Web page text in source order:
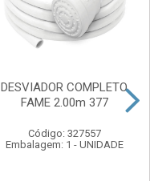
DESVIADOR COMPLETO
FAME 2.00m 377
Código: 327557
Embalagem: 1 - UNIDADE